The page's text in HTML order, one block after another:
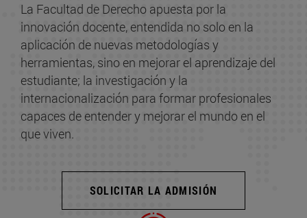
La Facultad de Derecho apuesta por la
innovación docente, entendida no solo en la
aplicación de nuevas metodologías y
herramientas, sino en mejorar el aprendizaje del
estudiante; la investigación y la
internacionalización para formar profesionales
capaces de entender y mejorar el mundo en el
que viven.
SOLICITAR LA ADMISIÓN